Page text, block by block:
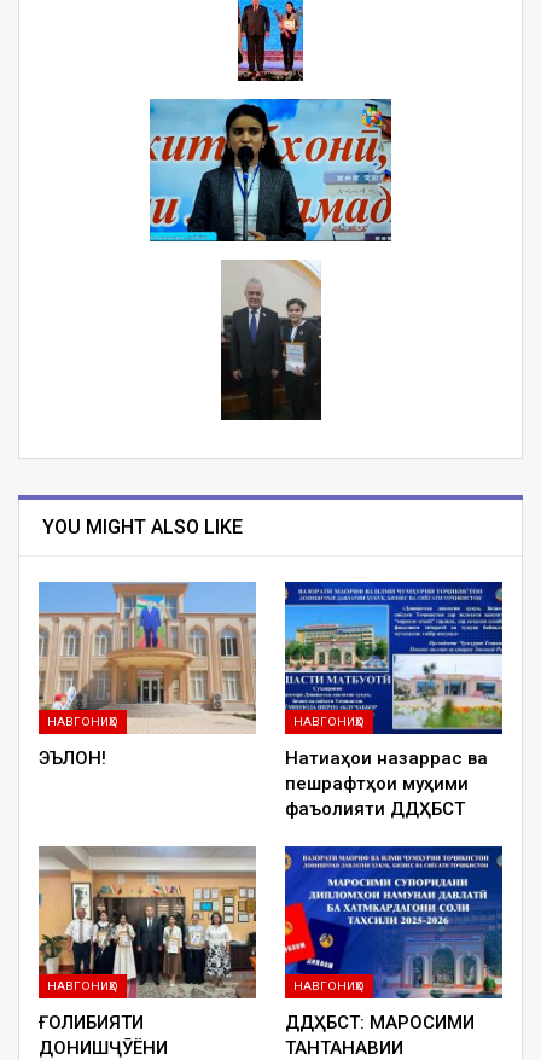
YOU MIGHT ALSO LIKE
НАВГОНИҲО
ЭЪЛОН!
НАВГОНИҲО
Натиҷаҳои назаррас ва
пешрафтҳои муҳими
фаъолияти ДДҲБСТ
НАВГОНИҲО
ҒОЛИБИЯТИ
ДОНИШҶӮЁНИ
НАВГОНИҲО
ДДҲБСТ: МАРОСИМИ
ТАНТАНАВИИ